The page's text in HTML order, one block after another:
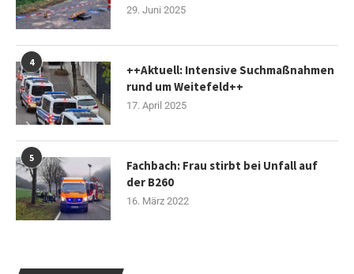
29. Juni 2025
4
++Aktuell: Intensive Suchmaßnahmen
rund um Weitefeld++
17. April 2025
5
Fachbach: Frau stirbt bei Unfall auf
der B260
16. März 2022